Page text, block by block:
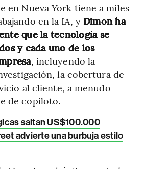
en Nueva York tiene a miles
en la IA, y Dimon ha
que la tecnología se
y cada uno de los
, incluyendo la
la cobertura de
al cliente, a menudo
de copiloto.
saltan US$100.000
advierte una burbuja estilo